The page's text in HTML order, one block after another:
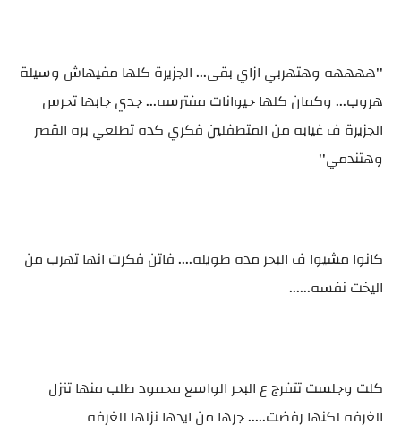
''ههههه وهتهربي ازاي بقى... الجزيرة كلها مفيهاش وسيلة
هروب... وكمان كلها حيوانات مفترسه... جدي جابها تحرس
الجزيرة ف غيابه من المتطفلين فكري كده تطلعي بره القصر
وهتندمي''
كانوا مشيوا ف البحر مده طويله.... فاتن فكرت انها تهرب من
اليخت نفسه......
كلت وجلست تتفرج ع البحر الواسع محمود طلب منها تنزل
الغرفه لكنها رفضت..... جرها من ايدها نزلها للغرفه